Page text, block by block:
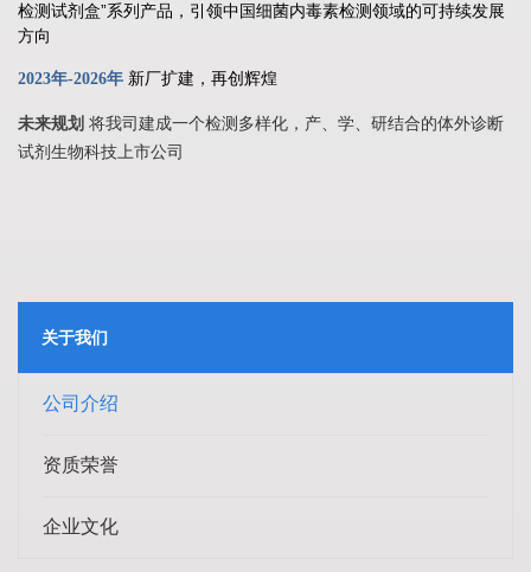
检测试剂盒”系列产品，引领中国细菌内毒素检测领域的可持续发展
方向
2023年-2026年 新厂扩建，再创辉煌
未来规划 将我司建成一个检测多样化，产、学、研结合的体外诊断
试剂生物科技上市公司
关于我们
公司介绍
资质荣誉
企业文化